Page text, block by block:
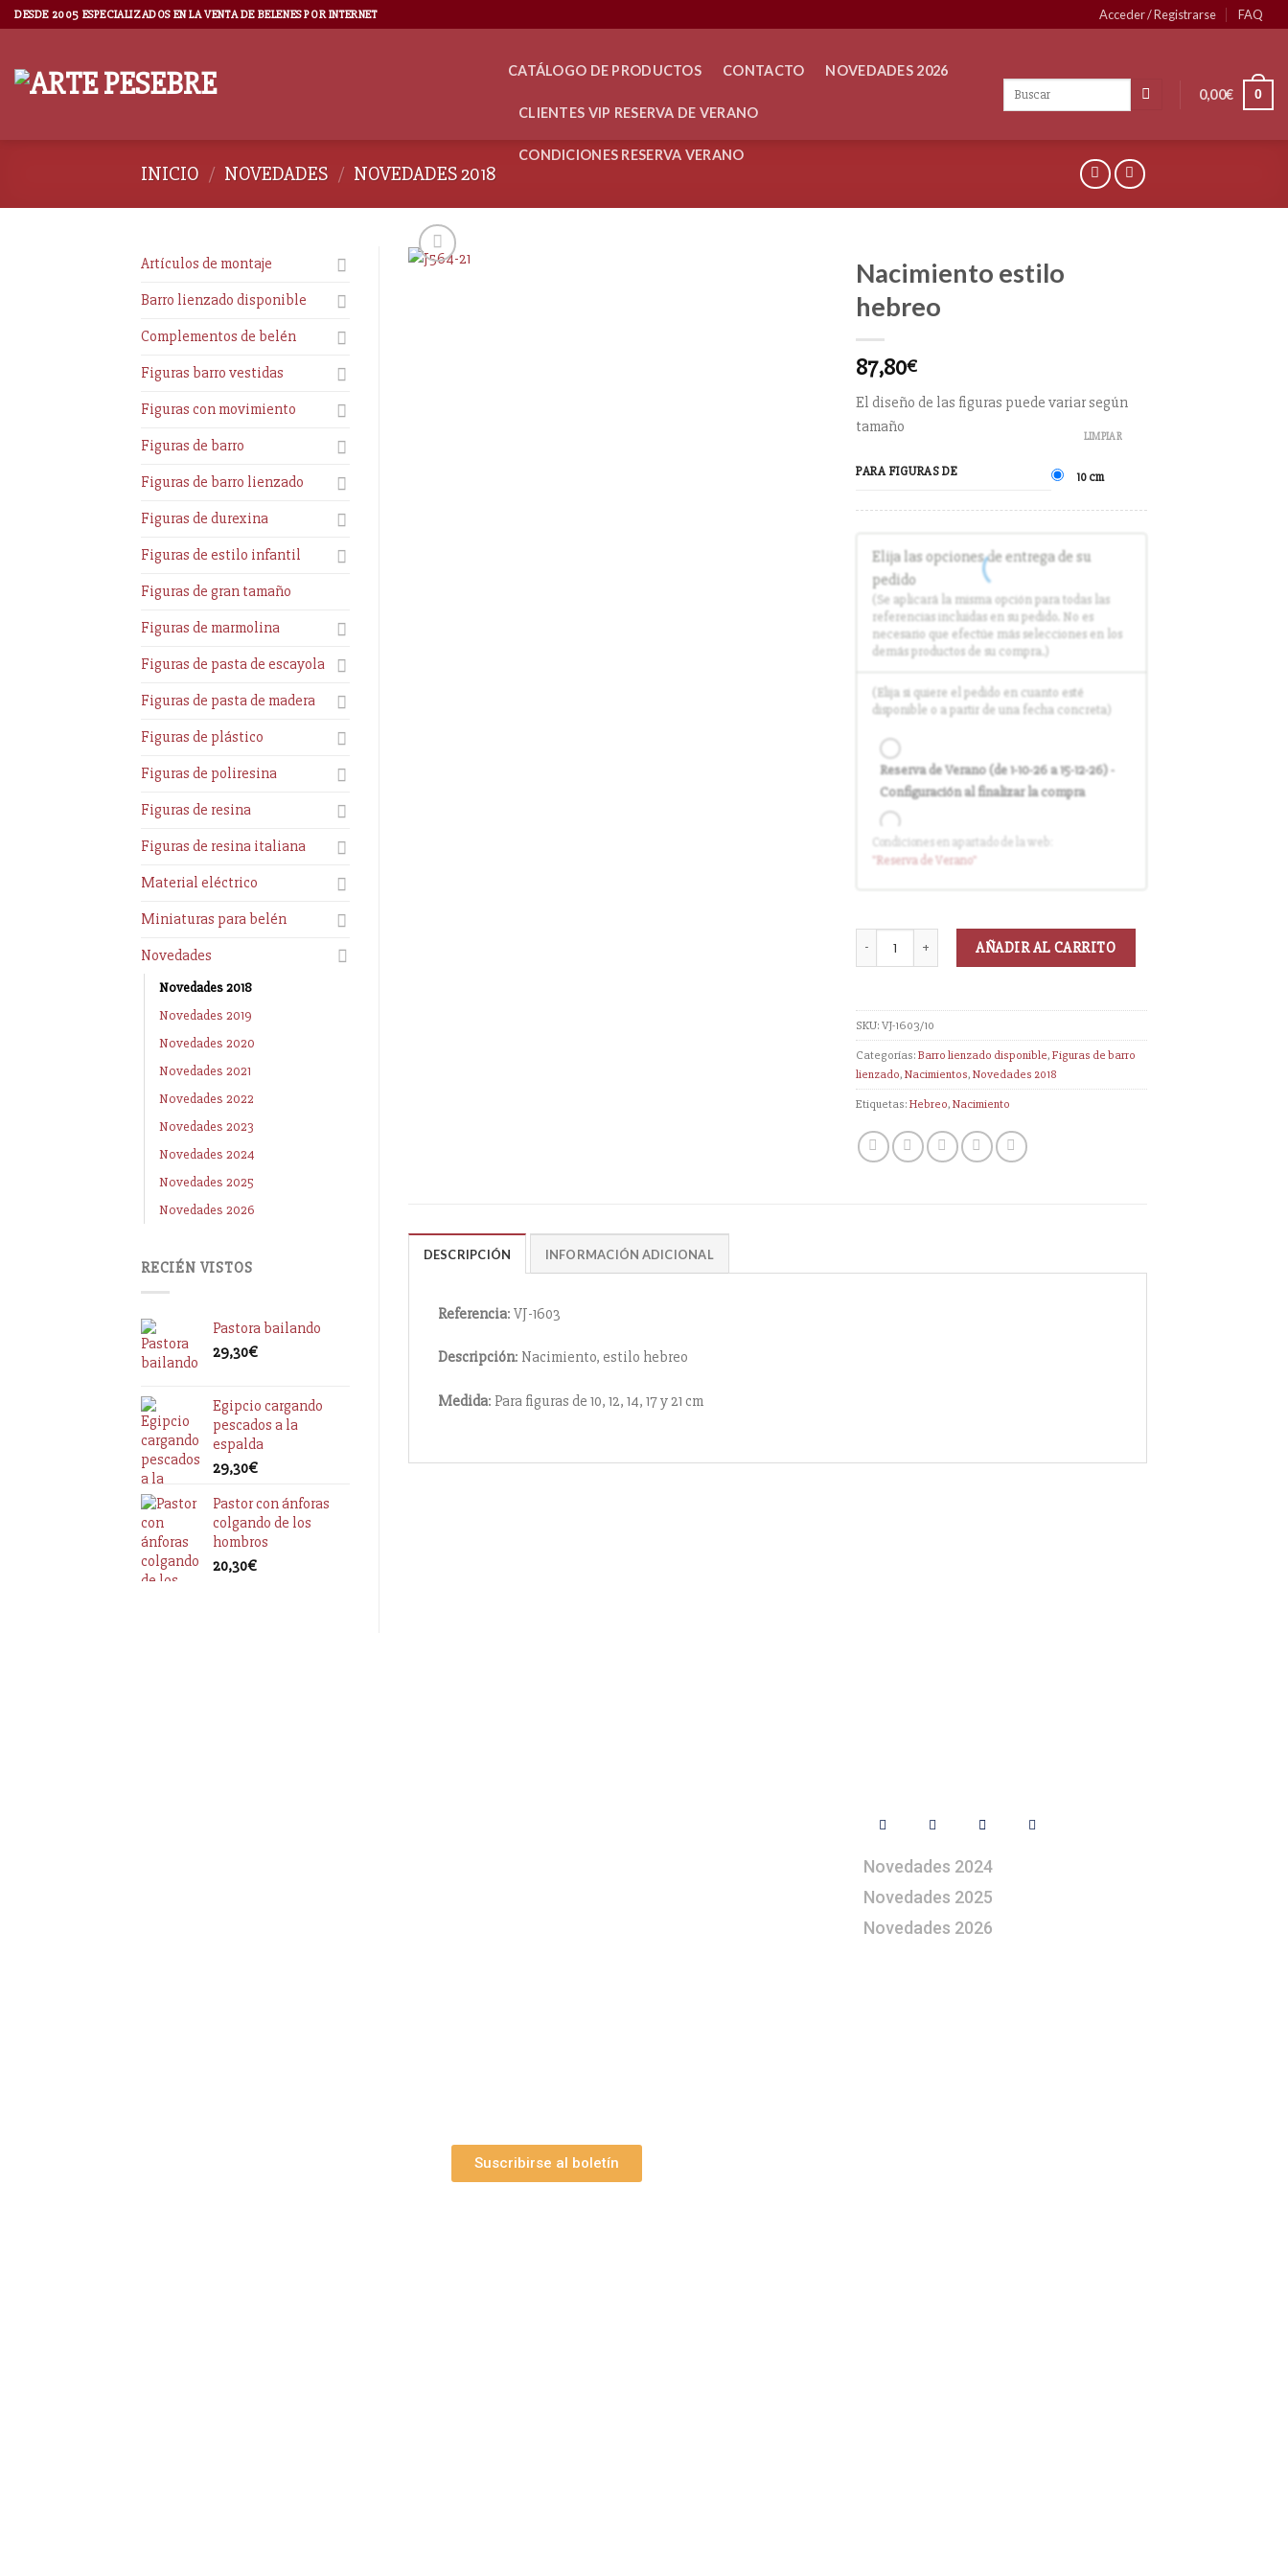
DESDE 2005 ESPECIALIZADOS EN LA VENTA DE BELENES POR INTERNET Acceder / Registrarse FAQ
CATÁLOGO DE PRODUCTOS CONTACTO NOVEDADES 2026
CLIENTES VIP RESERVA DE VERANO
CONDICIONES RESERVA VERANO
0,00€ 0
INICIO / NOVEDADES / NOVEDADES 2018
Artículos de montaje
Barro lienzado disponible
Complementos de belén
Figuras barro vestidas
Figuras con movimiento
Figuras de barro
Figuras de barro lienzado
Figuras de durexina
Figuras de estilo infantil
Figuras de gran tamaño
Figuras de marmolina
Figuras de pasta de escayola
Figuras de pasta de madera
Figuras de plástico
Figuras de poliresina
Figuras de resina
Figuras de resina italiana
Material eléctrico
Miniaturas para belén
Novedades
Novedades 2018
Novedades 2019
Novedades 2020
Novedades 2021
Novedades 2022
Novedades 2023
Novedades 2024
Novedades 2025
Novedades 2026
RECIÉN VISTOS
Pastora bailando
29,30€
Egipcio cargando
pescados a la
espalda
29,30€
Pastor con ánforas
colgando de los
hombros
20,30€
Nacimiento estilo
hebreo
87,80€
El diseño de las figuras puede variar según
tamaño
PARA FIGURAS DE 10 cm
LIMPIAR
Elija las opciones de entrega de su
pedido
(Se aplicará la misma opción para todas las
referencias incluidas en su pedido. No es
necesario que efectúe más selecciones en los
demás productos de su compra.)
(Elija si quiere el pedido en cuanto esté
disponible o a partir de una fecha concreta)
Reserva de Verano (de 1-10-26 a 15-12-26) -
Configuración al finalizar la compra
Entrega en cuanto el pedido esté
disponible (sin descuento)
Condiciones en apartado de la web:
"Reservade Verano"
AÑADIR AL CARRITO
SKU:VJ-1603/10
Categorías:Barro lienzado disponible,Figuras de barro
lienzado,Nacimientos,Novedades 2018
Etiquetas:Hebreo,Nacimiento
DESCRIPCIÓN INFORMACIÓN ADICIONAL
Referencia: VJ-1603
Descripción: Nacimiento, estilo hebreo
Medida: Para figuras de 10, 12, 14, 17 y 21 cm
Novedades 2024
Novedades 2025
Novedades 2026
Suscribirse al boletín